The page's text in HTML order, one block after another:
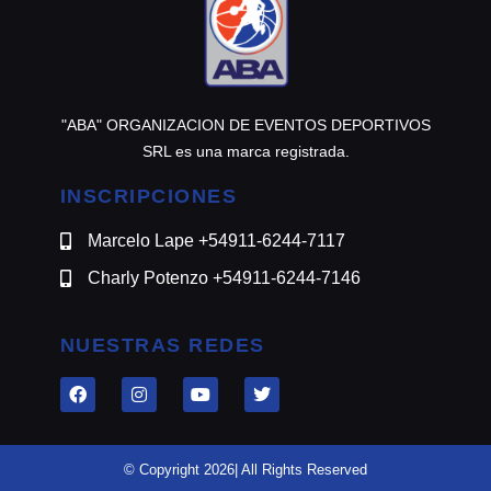
"ABA" ORGANIZACION DE EVENTOS DEPORTIVOS
SRL es una marca registrada.
INSCRIPCIONES
Marcelo Lape +54911-6244-7117
Charly Potenzo +54911-6244-7146
NUESTRAS REDES
© Copyright 2026| All Rights Reserved